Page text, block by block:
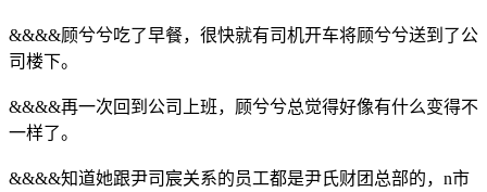
&&&&顾兮兮吃了早餐，很快就有司机开车将顾兮兮送到了公
司楼下。
&&&&再一次回到公司上班，顾兮兮总觉得好像有什么变得不
一样了。
&&&&知道她跟尹司宸关系的员工都是尹氏财团总部的，n市